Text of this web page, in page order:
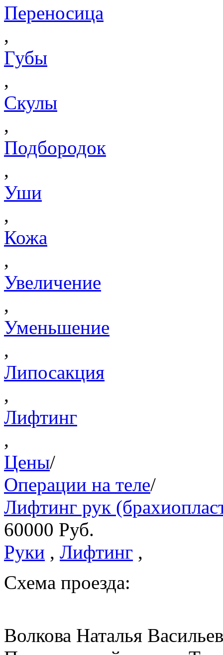
Переносица
,
Губы
,
Скулы
,
Подбородок
,
Уши
,
Кожа
,
Увеличение
,
Уменьшение
,
Липосакция
,
Лифтинг
,
Цены/
Операции на теле/
Лифтинг рук
60000 Руб.
Руки , Лифтинг ,
Схема проезда:
Волкова Наталья